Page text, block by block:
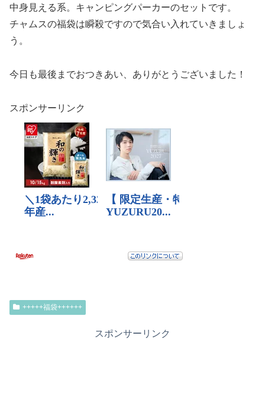
中身見える系。キャンピングパーカーのセットです。
チャムスの福袋は瞬殺ですので気合い入れていきましょ
う。
今日も最後までおつきあい、ありがとうございました！
スポンサーリンク
+++++福袋++++++
スポンサーリンク